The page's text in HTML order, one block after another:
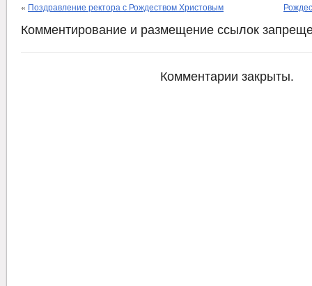
« Поздравление ректора с Рождеством Христовым
Комментирование и размещение ссылок
Комментарии закрыты.